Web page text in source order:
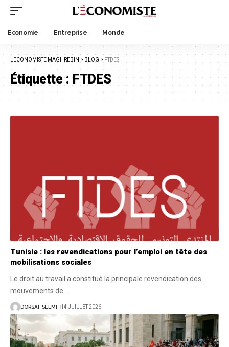
Economie Entreprise Monde
LECONOMISTE MAGHREBIN > BLOG > FTDES
Étiquette :FTDES
Tunisie : les revendications pour l’emploi en tête des
mobilisations sociales
Le droit au travail a constitué la principale revendication des
mouvements de
DORSAF SELMI 14 JUILLET 2026